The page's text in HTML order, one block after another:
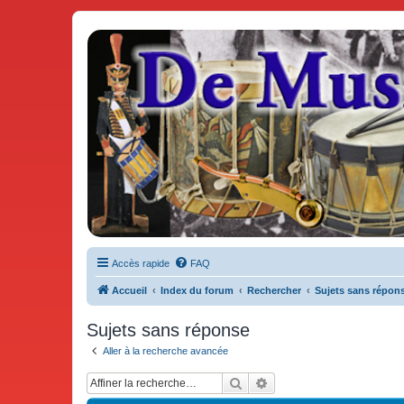
De Musicae Militari - Forums
Forums de discussions
Accès rapide FAQ
Accueil Index du forum Rechercher Sujets sans
Sujets sans réponse
Aller à la recherche avancée
Rechercher